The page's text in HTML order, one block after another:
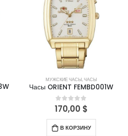
МУЖСКИЕ ЧАСЫ,ЧАСЫ
Часы ORIENT FEMBD001W
0out of 5
170,00 $
В КОРЗИНУ